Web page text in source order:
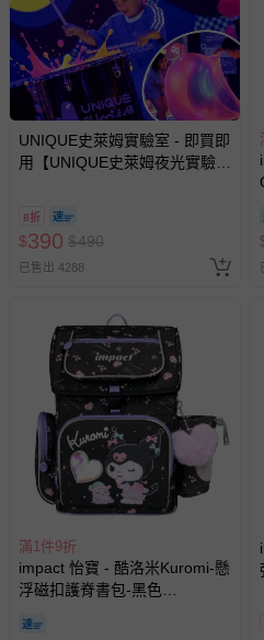
戲或活動點數等）。
已拆封之以下類型商品：
-個人衛生用品（例如尿布
墊、寢具類等）。
-新生兒親膚衣物（嬰幼兒
褲、紗布衣等）。
-接觸性孕哺產品（奶嘴、
-其他原廠盒裝商品封口
示字句等說明貼紙、封條
國際航空、客運、訂房等
相關的退換貨辦理流程，可詳
其他常見問題：
運送服務：目前提供的運送僅
區，可能會無法配送，或須依
亦保留出貨與否的權利。離島
費用，可能會另需加收。
已出貨通知之訊息為主。
如您收到商品，請依正常流程
UNIQUE史萊姆實驗室 - 即買即
用【UNIQUE史萊姆夜光實驗室
訂單編號兌換，逾期作廢) (大
人小孩均一價(3歲以上需購票))
8折
$390 $490
已售出 4288
滿1件9折
impact 怡寶 - 酷洛米Kuromi-懸
浮磁扣護脊書包-黑色
140cm以上適用 | 精選好禮兩